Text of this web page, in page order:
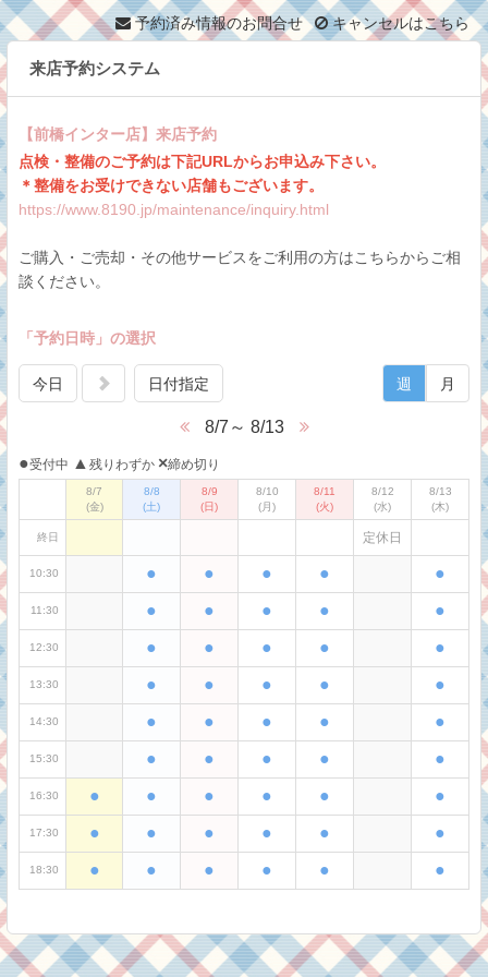
予約済み情報のお問合せ キャンセルはこちら
来店予約システム
【前橋インター店】来店予約
点検・整備のご予約は下記URLからお申込み下さい。
＊整備をお受けできない店舗もございます。
https://www.8190.jp/maintenance/inquiry.html
ご購入・ご売却・その他サービスをご利用の方はこちらからご相
談ください。
「予約日時」の選択
今日 日付指定
8/7～ 8/13
週 月
●受付中 ▲ 残りわずか ×締め切り
8/7
(金)
8/8
(土)
8/9
(日)
8/10
(月)
8/11
(火)
8/12
(水)
8/13
(木)
終日 定休日
10:30 ● ● ● ● ●
11:30 ● ● ● ● ●
12:30 ● ● ● ● ●
13:30 ● ● ● ● ●
14:30 ● ● ● ● ●
15:30 ● ● ● ● ●
16:30 ● ● ● ● ● ●
17:30 ● ● ● ● ● ●
18:30 ● ● ● ● ● ●